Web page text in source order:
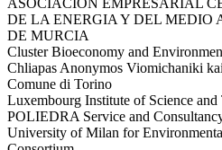
DE LA ENERGIA Y DEL MEDIO
DE MURCIA
Cluster Bioeconomy and
Chliapas Anonymos Viomichaniki
Comune di Torino
Luxembourg Institute of Science and
POLIEDRA Service and
University of Milan for